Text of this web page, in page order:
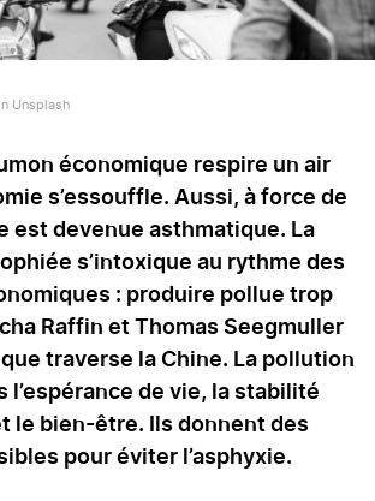
Unsplash
économique respire un air
s’essouffle. Aussi, à force de
est devenue asthmatique. La
s’intoxique au rythme des
: produire pollue trop
Raffin et Thomas Seegmuller
traverse la Chine. La pollution
l’espérance de vie, la stabilité
le bien-être. Ils donnent des
pour éviter l’asphyxie.